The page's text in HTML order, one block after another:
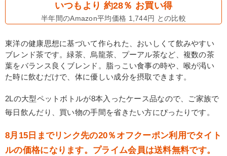
いつもより 約28％ お買い得
半年間のAmazon平均価格 1,744円 との比較
東洋の健康思想に基づいて作られた、おいしくて飲みやすい
ブレンド茶です。緑茶、烏龍茶、プーアル茶など、複数の茶
葉をバランス良くブレンド。脂っこい食事の時や、喉が渇い
た時に飲むだけで、体に優しい成分を摂取できます。
2Lの大型ペットボトルが8本入ったケース品なので、ご家族で
毎日飲んだり、買い物の手間を省きたい方にぴったりです。
8月15日までリンク先の20％オフクーポン利用でタイト
ルの価格になります。プライム会員は送料無料です。